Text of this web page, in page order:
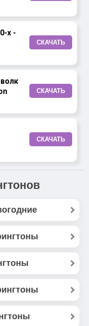
х -
СКАЧАТЬ
СКАЧАТЬ
СКАЧАТЬ